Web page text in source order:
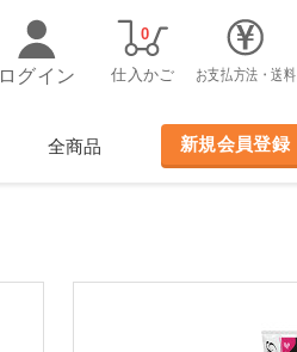
ログイン
仕入かご
0
お支払方法・送料
全商品 新規会員登録